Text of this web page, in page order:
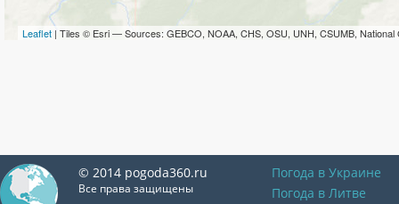
Leaflet | Tiles © Esri — Sources: GEBCO, NOAA, CHS, OSU, UNH, CSUMB, National
© 2014 pogoda360.ru
Все права защищены
Погода в Украине
Погода в Литве